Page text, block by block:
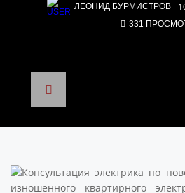
ЛЕОНИД БУРМИСТРОВ
331